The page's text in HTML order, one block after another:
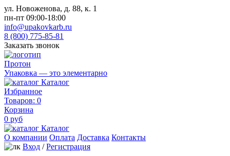
ул. Новоженова, д. 88, к. 1
пн-пт 09:00-18:00
info@upakovkarb.ru
8 (800) 775-85-81
Заказать звонок
Протон
Упаковка — это элементарно
Каталог
Избранное
Товаров: 0
Корзина
0 руб
Каталог
О компании Оплата Доставка Контакты
Вход / Регистрация